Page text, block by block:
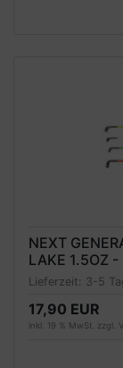
NEXT
LAKE 1.5OZ
Lieferzeit: 3-5
17,90 EUR
inkl. 19 % MwSt. zzgl.